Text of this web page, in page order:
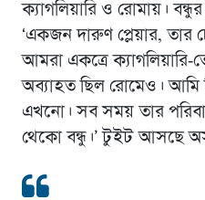
ক্যাগলিয়ারি ও রোমায়। বন্ধুর
‘একজন দারুণ প্লেয়ার,
আমরা একত্রে
অব্যাহত ছিল রোমেও। আমি
এখনো। সব সময় তার
থেকো বন্ধু।’ টুইট আসছে